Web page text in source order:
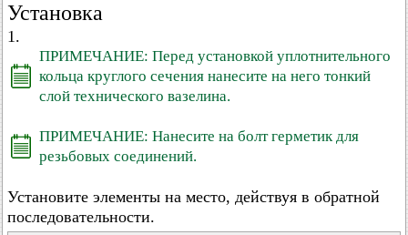
Установка
1.
ПРИМЕЧАНИЕ: Перед установкой уплотнительного
кольца круглого сечения нанесите на него тонкий
слой технического вазелина.
ПРИМЕЧАНИЕ: Нанесите на болт герметик для
резьбовых соединений.
Установите элементы на место, действуя в обратной
последовательности.